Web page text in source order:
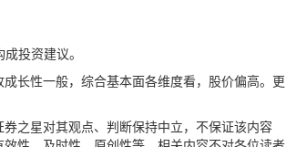
投资建议。
长性一般，综合基本面各维度看，股价偏高。更
之星对其观点、判断保持中立，不保证该内容